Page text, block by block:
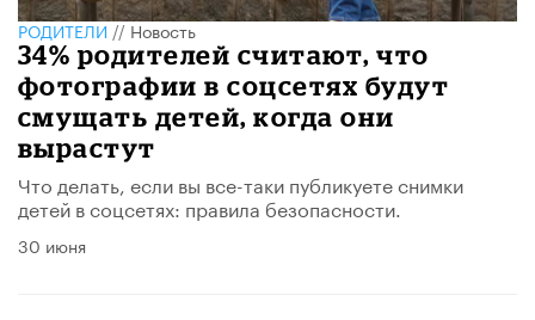
РОДИТЕЛИ//Новость
34% родителей считают, что
фотографии в соцсетях будут
смущать детей, когда они
вырастут
Что делать, если вы все-таки публикуете снимки
детей в соцсетях: правила безопасности.
30 июня